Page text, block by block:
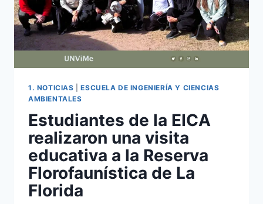
1. NOTICIAS |ESCUELA DE INGENIERÍA Y CIENCIAS
AMBIENTALES
Estudiantes de la EICA
realizaron una visita
educativa a la Reserva
Florofaunística de La
Florida